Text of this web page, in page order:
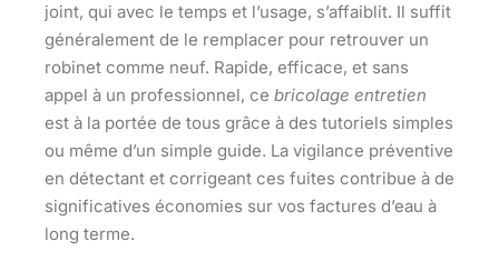
joint, qui avec le temps et l’usage, s’affaiblit. Il suffit
généralement de le remplacer pour retrouver un
robinet comme neuf. Rapide, efficace, et sans
appel à un professionnel, ce bricolage entretien
est à la portée de tous grâce à des tutoriels simples
ou même d’un simple guide. La vigilance préventive
en détectant et corrigeant ces fuites contribue à de
significatives économies sur vos factures d’eau à
long terme.